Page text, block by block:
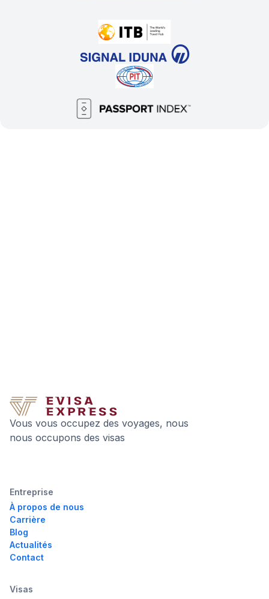
Vous vous occupez des voyages, nous
nous occupons des visas
Entreprise
À propos de nous
Carrière
Blog
Actualités
Contact
Visas